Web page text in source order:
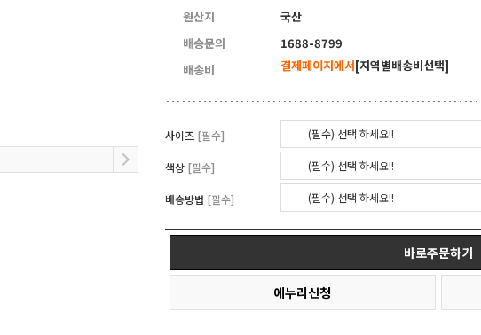
원산지
국산
배송문의
1688-8799
배송비
결제페이지에서[지역별배송비선택]
사이즈 [필수] (필수) 선택 하세요!!
색상 [필수] (필수) 선택 하세요!!
배송방법 [필수] (필수) 선택 하세요!!
바로주문하기
에누리신청